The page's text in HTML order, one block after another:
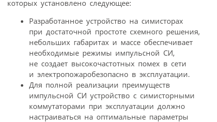
которых установлено следующее:
Разработанное устройство на симисторах
при достаточной простоте схемного решения,
небольших габаритах и массе обеспечивает
необходимые режимы импульсной СИ,
не создает высокочастотных помех в сети
и электропожаробезопасно в эксплуатации.
Для полной реализации преимуществ
импульсной СИ устройство с симисторными
коммутаторами при эксплуатации должно
настраиваться на оптимальные параметры